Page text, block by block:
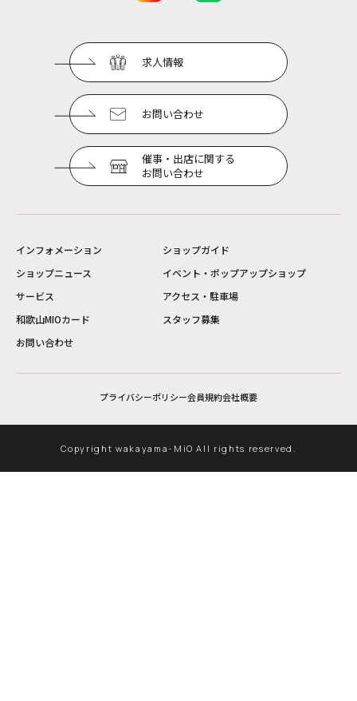
求人情報
お問い合わせ
催事・出店に関する
お問い合わせ
インフォメーション
ショップガイド
ショップニュース
イベント・ポップアップショップ
サービス
アクセス・駐車場
和歌山MIOカード
スタッフ募集
お問い合わせ
プライバシーポリシー会員規約会社概要
Copyright wakayama-MiO All rights reserved.